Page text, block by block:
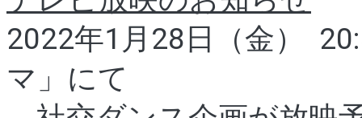
2022年1月28日（金）
マ」にて